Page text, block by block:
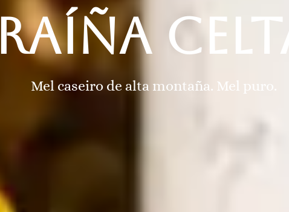
RAÍÑA
Mel caseiro de alta montaña. Mel puro.